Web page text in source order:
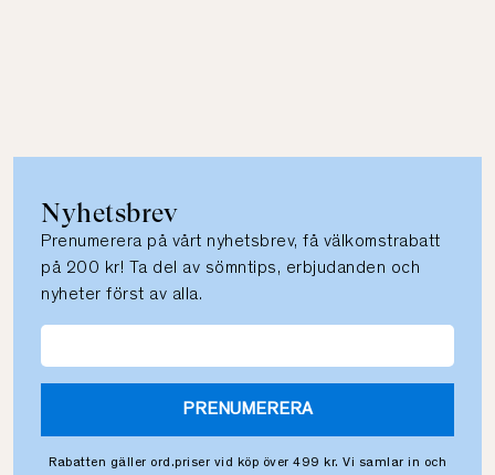
Nyhetsbrev
Prenumerera på vårt nyhetsbrev, få välkomstrabatt
på 200 kr! Ta del av sömntips, erbjudanden och
nyheter först av alla.
PRENUMERERA
Rabatten gäller ord.priser vid köp över 499 kr. Vi samlar in och